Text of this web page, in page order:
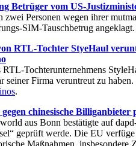
Betrüger vom US-
Personen wegen ihrer
SIM-Tauschbetrug
RTL-Tochter StyeHaul
Tochterunternehmens
Firma veruntreut zu haben.
.
chinesische Billiganbieter
aus Bonn bestätigte auf
geprüft werde. Die EU
Maßnahmen, insbesondere